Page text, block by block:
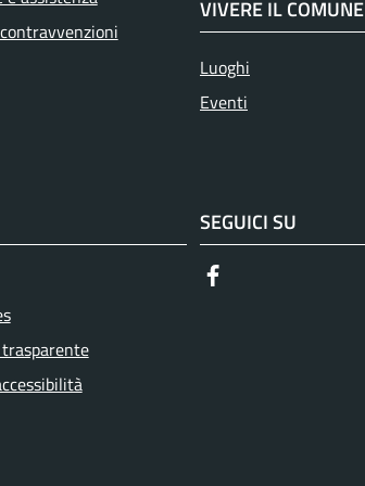
VIVERE IL COMUNE
Luoghi
Eventi
SEGUICI SU